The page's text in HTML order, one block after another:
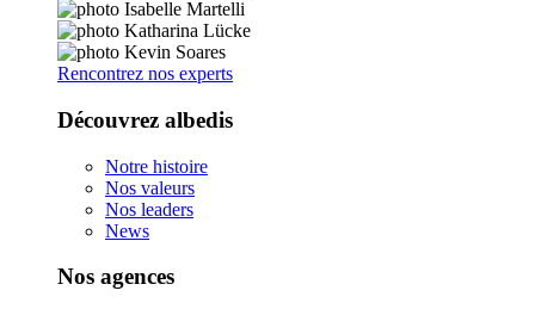
Rencontrez nos experts
Découvrez albedis
Notre histoire
Nos valeurs
Nos leaders
News
Nos agences